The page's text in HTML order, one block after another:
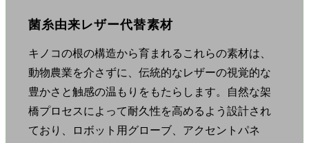
菌糸由来レザー代替素材
キノコの根の構造から育まれるこれらの素材は、
動物農業を介さずに、伝統的なレザーの視覚的な
豊かさと触感の温もりをもたらします。自然な架
橋プロセスによって耐久性を高めるよう設計され
ており、ロボット用グローブ、アクセントパネ